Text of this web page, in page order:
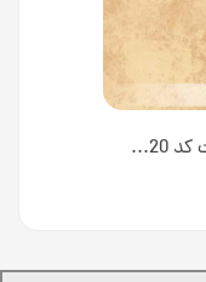
کتیبه پرده پلی استایرن 20 سانت کد K20 [انبار تهران]